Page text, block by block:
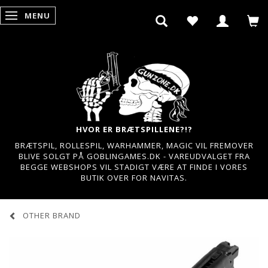
SKIFTE NAVIGATION
MENU
HVOR ER BRÆTSPILLENE?!?
BRÆTSPIL, ROLLESPIL, WARHAMMER, MAGIC VIL FREMOVER
BLIVE SOLGT PÅ GOBLINGAMES.DK - VAREUDVALGET FRA
BEGGE WEBSHOPS VIL STADIGT VÆRE AT FINDE I VORES
BUTIK OVER FOR NAVITAS.
OTHER BRAND